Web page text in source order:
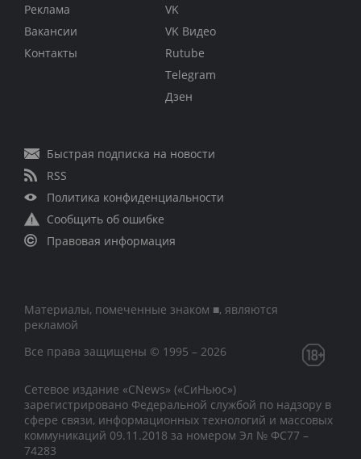
Реклама
Вакансии
Контакты
VK
VK Видео
Rutube
Telegram
Дзен
Быстрая подписка на новости
RSS
Политика конфиденциальности
Сообщить об ошибке
Правовая информация
Материалы, помеченные знаком ■, являются
рекламой
Все права защищены © 1995 – 2026
Сетевое издание «CNews» («СиНьюс»)
зарегистрировано Федеральной службой по надзору в
сфере связи, информационных технологий и массовых
коммуникаций 09.11.2018 за номером Эл № ФС77 –
74283